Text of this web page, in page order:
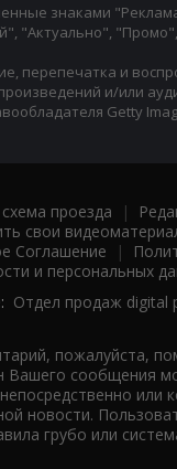
знаками
"Актуально",
перепечатка и
и/или
Getty
проезда |
свои
Соглашение |
и персональных
Отдел продаж digital
пожалуйста,
Вашего сообщения
или
новости.
грубо или